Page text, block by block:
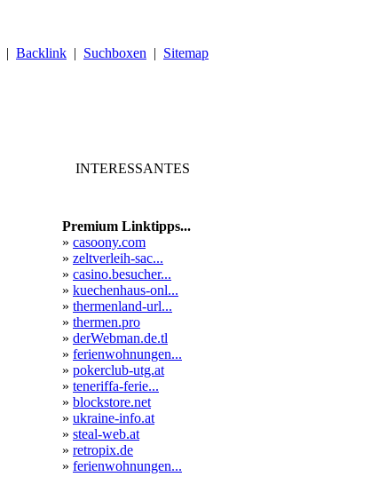
| Backlink | Suchboxen | Sitemap
INTERESSANTES
Premium Linktipps...
» casoony.com
» zeltverleih-sac...
» casino.besucher...
» kuechenhaus-onl...
» thermenland-url...
» thermen.pro
» derWebman.de.tl
» ferienwohnungen...
» pokerclub-utg.at
» teneriffa-ferie...
» blockstore.net
» ukraine-info.at
» steal-web.at
» retropix.de
» ferienwohnungen...